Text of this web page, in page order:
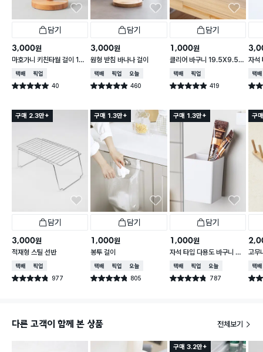
담기
3,000원
마호가니 키친타월 걸이 14
X 31 cm
택배배송매장픽업
별점 5.0점 40
건 작성
담기
3,000원
원형 받침 바나나 걸이
택배배송매장픽업오늘배송
별점 4.9점 460
건 작성
담기
1,000원
클리어 바구니 19.5X9.5X
6.2cm
택배배송매장픽업
별점 4.9점 419
건 작성
자석
택배
별점
구매 2.3만+
담기
3,000원
적재형 스틸 선반
택배배송매장픽업
별점 4.8점 977
건 작성
구매 1.3만+
담기
1,000원
봉투 걸이
택배배송매장픽업오늘배송
별점 4.8점 805
건 작성
구매 1.3만+
담기
1,000원
자석 타입 다용도 바구니 소
형
택배배송매장픽업오늘배송
별점 4.8점 787
건 작성
구
고무
택배
별점
다른 고객이 함께 본 상품 전체보기
구매 3.2만+